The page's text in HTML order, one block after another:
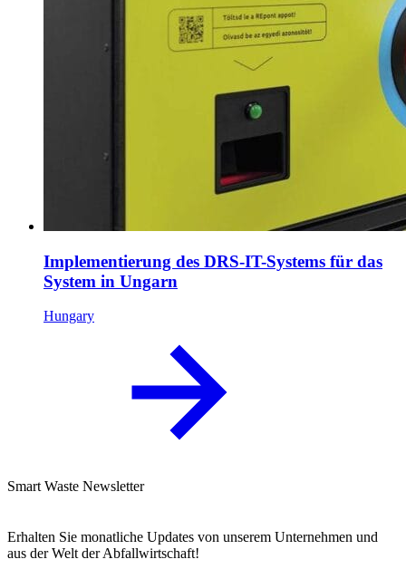
Implementierung des DRS-IT-Systems für das
System in Ungarn
Hungary
Smart Waste Newsletter
Erhalten Sie monatliche Updates von unserem Unternehmen und
aus der Welt der Abfallwirtschaft!